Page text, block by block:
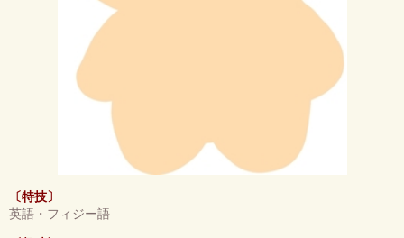
〔特技〕
英語・フィジー語